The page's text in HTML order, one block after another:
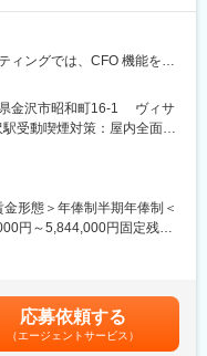
修や組織設計などにも踏み
組織を動かしながら成果を
どの戦略コンサルティング
する「TCGチームコンサル
握し、迅速かつ的確な解決
ィングでは、CFO 機能を発
の成長ステージに合わせた
ます。顧客価値を中心に据
の無駄や不合理を省いて、
プロセスを組み上げて頂き
予測を含めクライアントに
県金沢市昭和町16-1 ヴィサ
受動喫煙対策：屋内全面禁
形態＞年俸制半期年俸制＜
円～5,844,000円固定残業
事制度変更に伴い、賞与分
した。(個人やチームの成果
給する場合があります)賃金
応募依頼する
（エージェントサービス）